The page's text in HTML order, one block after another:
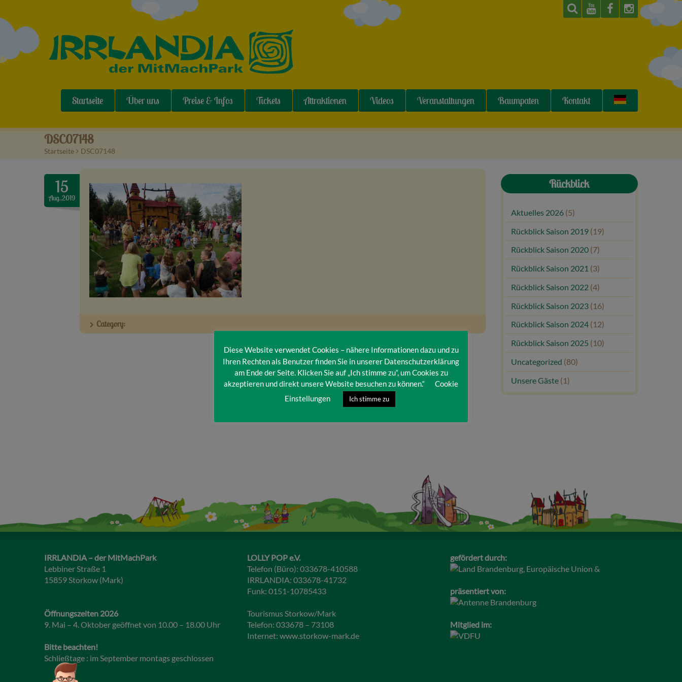
Startseite Über uns Preise & Infos Tickets Attraktionen Videos Veranstaltungen Baumpaten Kontakt
DSC07148
Startseite > DSC07148
15
Aug..2019
Category:
Rückblick
Aktuelles 2026 (5)
Rückblick Saison 2019 (19)
Rückblick Saison 2020 (7)
Rückblick Saison 2021 (3)
Rückblick Saison 2022 (4)
Rückblick Saison 2023 (16)
Rückblick Saison 2024 (12)
Rückblick Saison 2025 (10)
Uncategorized (80)
Unsere Gäste (1)
IRRLANDIA – der MitMachPark
Lebbiner Straße 1
15859 Storkow (Mark)
Öffnungszeiten 2026
9. Mai – 4. Oktober geöffnet von 10.00 – 18.00 Uhr
Bitte beachten!
Schließtage : im September montags geschlossen
LOLLY POP e.V.
Telefon (Büro): 033678-410588
IRRLANDIA: 033678-41732
Funk: 0151-10785433
Tourismus Storkow/Mark
Telefon: 033678 – 73108
Internet: www.storkow-mark.de
gefördert durch:
präsentiert von:
Mitglied im:
Diese Website verwendet Cookies – nähere Informationen dazu und zu
Ihren Rechten als Benutzer finden Sie in unserer Datenschutzerklärung
am Ende der Seite. Klicken Sie auf „Ich stimme zu“, um Cookies zu
akzeptieren und direkt unsere Website besuchen zu können.“
Cookie
Einstellungen
Ich stimme zu